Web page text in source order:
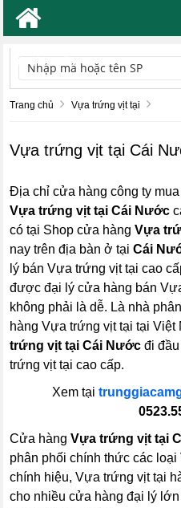
TÌM KIẾM
Trang chủ Vựa trứng vịt tại
Vựa trứng vịt tại Cái
Địa chỉ cửa hàng công ty
Vựa trứng vịt tại Cái Nước
có tại Shop cửa hàngVựa
nay trên địa bàn ở tạiCái
lý bán Vựa trứng vịt tại cao
được đại lý cửa hàng bán
không phải là dễ. Là nhà
hàng Vựa trứng vịt tại tại
trứng vịt tại Cái Nước đi
trứng vịt tại cao cấp.
Xem tại
Cửa hàngVựa trứng vịt tại
phân phối chính thức các
chính hiệu, Vựa trứng vịt tại
cho nhiều cửa hàng đại lý